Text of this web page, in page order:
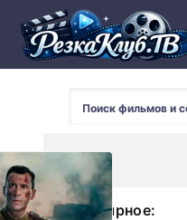
Популярное: